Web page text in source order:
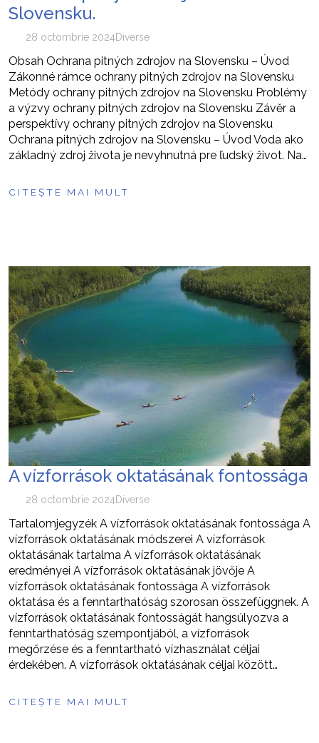
Slovensku.
28 octombrie 2024Diverse
Obsah Ochrana pitných zdrojov na Slovensku – Úvod
Zákonné rámce ochrany pitných zdrojov na Slovensku
Metódy ochrany pitných zdrojov na Slovensku Problémy
a výzvy ochrany pitných zdrojov na Slovensku Závěr a
perspektívy ochrany pitných zdrojov na Slovensku
Ochrana pitných zdrojov na Slovensku – Úvod Voda ako
základný zdroj života je nevyhnutná pre ľudský život. Na…
CITEȘTE MAI MULT
A vízforrások oktatásának fontossága
28 octombrie 2024Diverse
Tartalomjegyzék A vízforrások oktatásának fontossága A
vízforrások oktatásának módszerei A vízforrások
oktatásának tartalma A vízforrások oktatásának
eredményei A vízforrások oktatásának jövője A
vízforrások oktatásának fontossága A vízforrások
oktatása és a fenntarthatóság szorosan összefüggnek. A
vízforrások oktatásának fontosságát hangsúlyozva a
fenntarthatóság szempontjából, a vízforrások
megőrzése és a fenntartható vízhasználat céljai
érdekében. A vízforrások oktatásának céljai között…
CITEȘTE MAI MULT